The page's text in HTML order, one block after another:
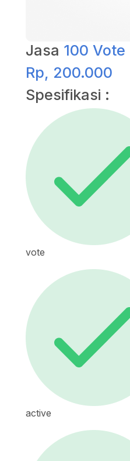
Jasa 100 Vote
Rp, 200.000
Spesifikasi :
vote
active